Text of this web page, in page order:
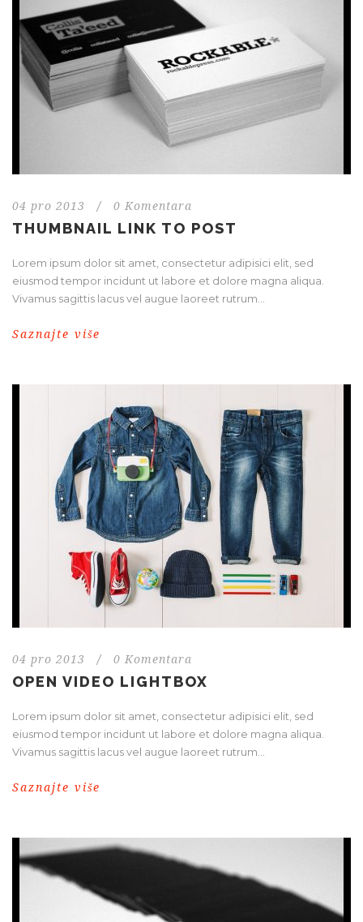
04 pro 2013 / 0 Komentara
THUMBNAIL LINK TO POST
Lorem ipsum dolor sit amet, consectetur adipisici elit, sed
eiusmod tempor incidunt ut labore et dolore magna aliqua.
Vivamus sagittis lacus vel augue laoreet rutrum...
Saznajte više
04 pro 2013 / 0 Komentara
OPEN VIDEO LIGHTBOX
Lorem ipsum dolor sit amet, consectetur adipisici elit, sed
eiusmod tempor incidunt ut labore et dolore magna aliqua.
Vivamus sagittis lacus vel augue laoreet rutrum...
Saznajte više